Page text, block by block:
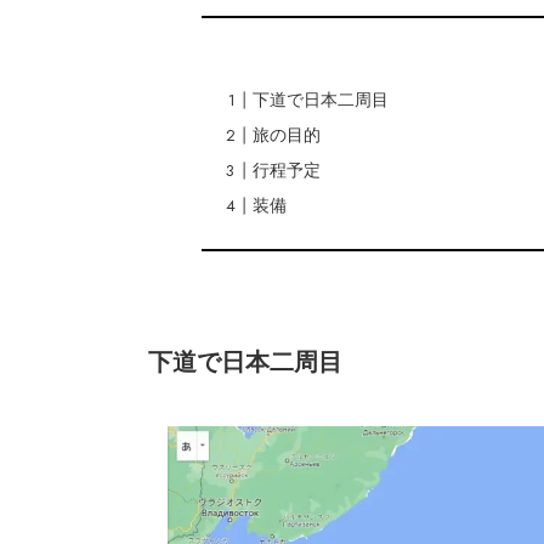
下道で日本二周目
旅の目的
行程予定
装備
下道で日本二周目